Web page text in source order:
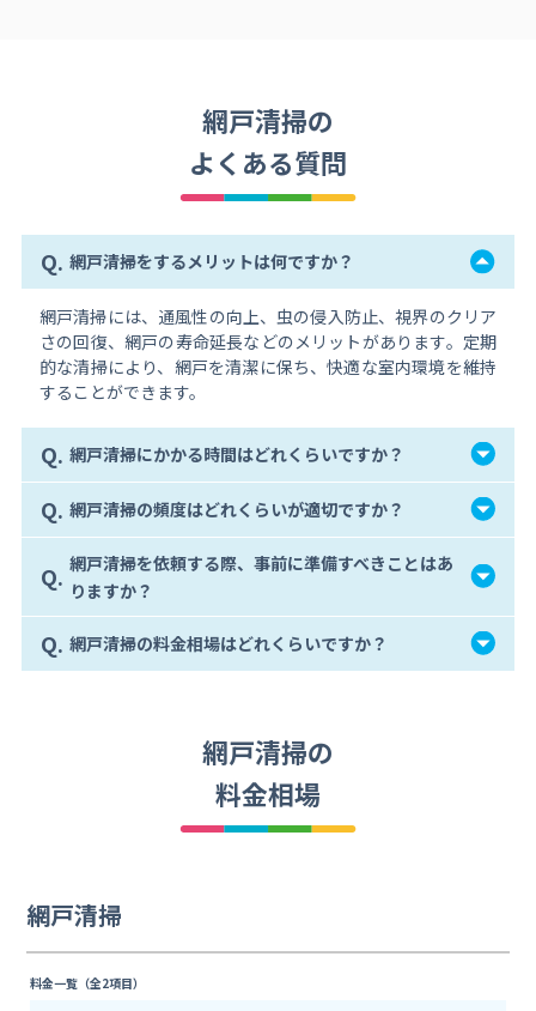
網戸清掃の
よくある質問
Q. 網戸清掃をするメリットは何ですか？
網戸清掃には、通風性の向上、虫の侵入防止、視界のクリア
さの回復、網戸の寿命延長などのメリットがあります。定期
的な清掃により、網戸を清潔に保ち、快適な室内環境を維持
することができます。
Q. 網戸清掃にかかる時間はどれくらいですか？
Q. 網戸清掃の頻度はどれくらいが適切ですか？
Q. 網戸清掃を依頼する際、事前に準備すべきことはあ
りますか？
Q. 網戸清掃の料金相場はどれくらいですか？
網戸清掃の
料金相場
網戸清掃
料金一覧（全2項目）